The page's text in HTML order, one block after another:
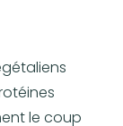
le coup